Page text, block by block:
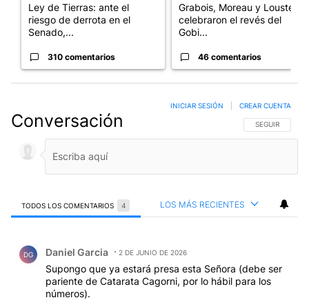
Ley de Tierras: ante el
riesgo de derrota en el
Senado,...
310 comentarios
Grabois, Moreau y Lousteau
celebraron el revés del
Gobi...
46 comentarios
Conversación SIGA ESTA
SEGUIR
INICIAR SESIÓN CREAR CUENTA
TODOS LOS COMENTARIOS 4 LOS MÁS RECIENTES
DG Daniel Garcia 2 DE JUNIO DE 2026
Supongo que ya estará presa esta Señora (debe ser
pariente de Catarata Cagorni, por lo hábil para los
números).